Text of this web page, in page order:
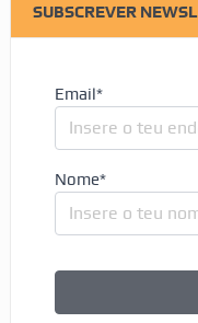
SUBSCREVER
Email*
Nome*